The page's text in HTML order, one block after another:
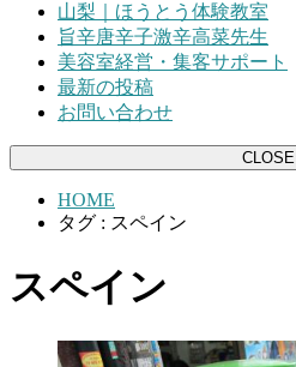
山梨｜ほうとう体験教室
旨辛唐辛子激辛高菜先生
美容室経営・集客サポート
最新の投稿
お問い合わせ
CLOSE
HOME
タグ : スペイン
スペイン